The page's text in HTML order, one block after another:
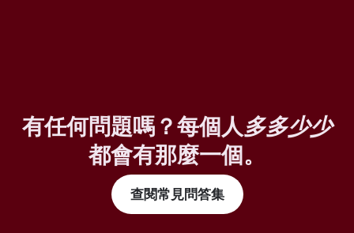
有任何問題嗎？每個人多多少少
都會有那麼一個。
查閱常見問答集